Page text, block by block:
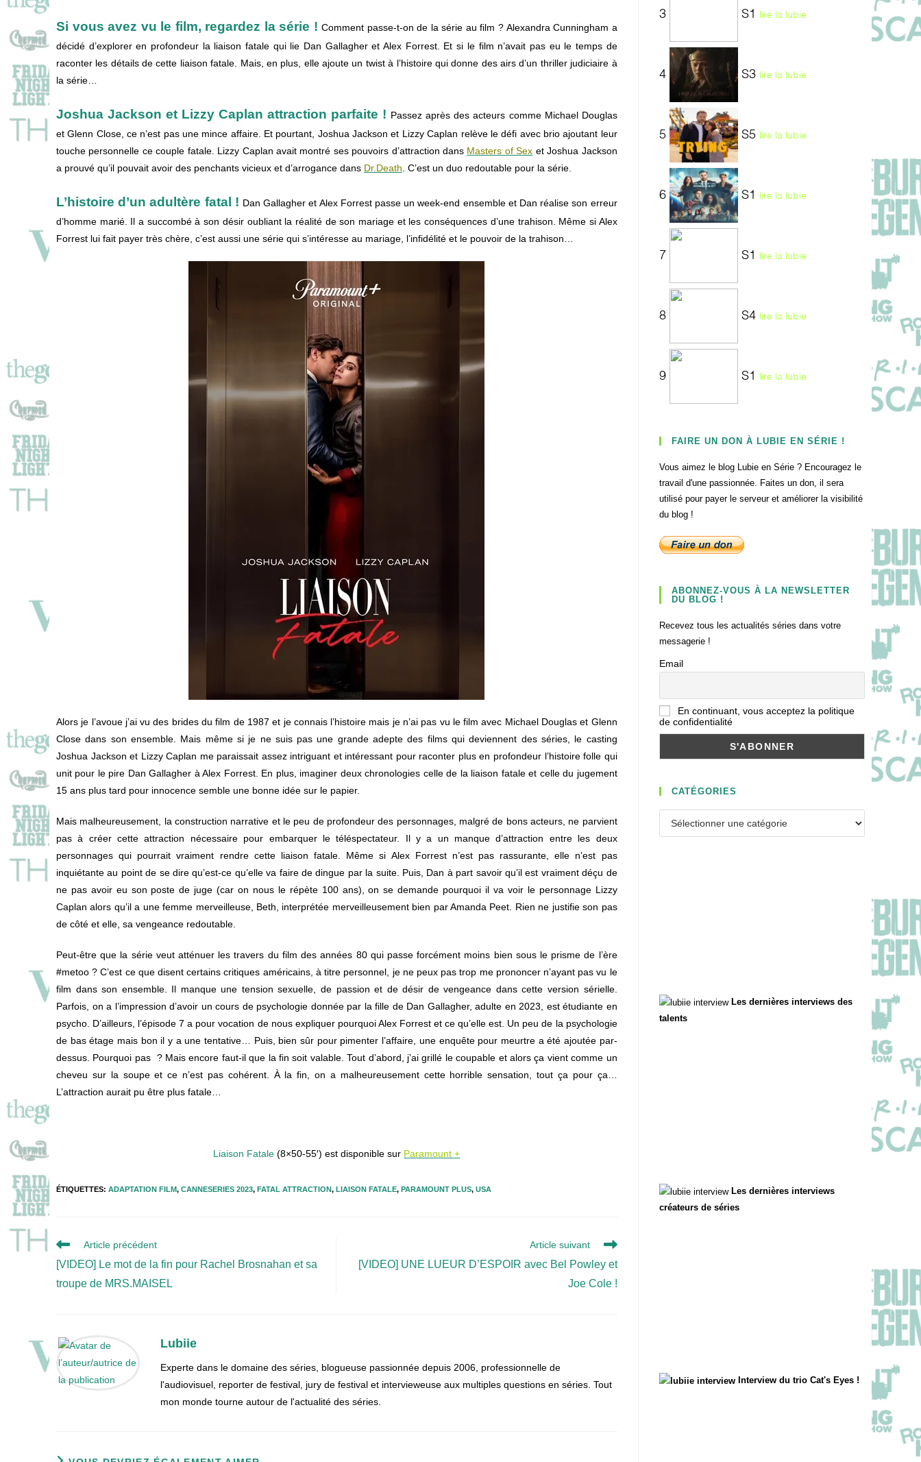
Si vous avez vu le film, regardez la série ! Comment passe-t-on de la série au film ? Alexandra Cunningham a
décidé d’explorer en profondeur la liaison fatale qui lie Dan Gallagher et Alex Forrest. Et si le film n’avait pas eu le temps de
raconter les détails de cette liaison fatale. Mais, en plus, elle ajoute un twist à l’histoire qui donne des airs d’un thriller judiciaire à
la série…
Joshua Jackson et Lizzy Caplan attraction parfaite ! Passez après des acteurs comme Michael Douglas
et Glenn Close, ce n’est pas une mince affaire. Et pourtant, Joshua Jackson et Lizzy Caplan relève le défi avec brio ajoutant leur
touche personnelle ce couple fatale. Lizzy Caplan avait montré ses pouvoirs d’attraction dans Masters of Sex et Joshua Jackson
a prouvé qu’il pouvait avoir des penchants vicieux et d’arrogance dans Dr.Death . C’est un duo redoutable pour la série.
L’histoire d’un adultère fatal ! Dan Gallagher et Alex Forrest passe un week-end ensemble et Dan réalise son erreur
d’homme marié. Il a succombé à son désir oubliant la réalité de son mariage et les conséquences d’une trahison. Même si Alex
Forrest lui fait payer très chère, c’est aussi une série qui s’intéresse au mariage, l’infidélité et le pouvoir de la trahison…
Alors je l’avoue j’ai vu des brides du film de 1987 et je connais l’histoire mais je n’ai pas vu le film avec Michael Douglas et Glenn
Close dans son ensemble. Mais même si je ne suis pas une grande adepte des films qui deviennent des séries, le casting
Joshua Jackson et Lizzy Caplan me paraissait assez intriguant et intéressant pour raconter plus en profondeur l’histoire folle qui
unit pour le pire Dan Gallagher à Alex Forrest. En plus, imaginer deux chronologies celle de la liaison fatale et celle du jugement
15 ans plus tard pour innocence semble une bonne idée sur le papier.
Mais malheureusement, la construction narrative et le peu de profondeur des personnages, malgré de bons acteurs, ne parvient
pas à créer cette attraction nécessaire pour embarquer le téléspectateur. Il y a un manque d’attraction entre les deux
personnages qui pourrait vraiment rendre cette liaison fatale. Même si Alex Forrest n’est pas rassurante, elle n’est pas
inquiétante au point de se dire qu’est-ce qu’elle va faire de dingue par la suite. Puis, Dan à part savoir qu’il est vraiment déçu de
ne pas avoir eu son poste de juge (car on nous le répète 100 ans), on se demande pourquoi il va voir le personnage Lizzy
Caplan alors qu’il a une femme merveilleuse, Beth, interprétée merveilleusement bien par Amanda Peet. Rien ne justifie son pas
de côté et elle, sa vengeance redoutable.
Peut-être que la série veut atténuer les travers du film des années 80 qui passe forcément moins bien sous le prisme de l’ère
#metoo ? C’est ce que disent certains critiques américains, à titre personnel, je ne peux pas trop me prononcer n’ayant pas vu le
film dans son ensemble. Il manque une tension sexuelle, de passion et de désir de vengeance dans cette version sérielle.
Parfois, on a l’impression d’avoir un cours de psychologie donnée par la fille de Dan Gallagher, adulte en 2023, est étudiante en
psycho. D’ailleurs, l’épisode 7 a pour vocation de nous expliquer pourquoi Alex Forrest et ce qu’elle est. Un peu de la psychologie
de bas étage mais bon il y a une tentative… Puis, bien sûr pour pimenter l’affaire, une enquête pour meurtre a été ajoutée par-
dessus. Pourquoi pas ? Mais encore faut-il que la fin soit valable. Tout d’abord, j’ai grillé le coupable et alors ça vient comme un
cheveu sur la soupe et ce n’est pas cohérent. À la fin, on a malheureusement cette horrible sensation, tout ça pour ça…
L’attraction aurait pu être plus fatale…
Liaison Fatale (8×50-55′) est disponible sur Paramount +
ÉTIQUETTES: ADAPTATION FILM, CANNESERIES 2023, FATAL ATTRACTION, LIAISON FATALE, PARAMOUNT PLUS, USA
Read
articles
Article précédent
[VIDEO] Le mot de la fin pour Rachel Brosnahan et sa
troupe de MRS.MAISEL
Article suivant
[VIDEO] UNE LUEUR D’ESPOIR avec Bel Powley et
Joe Cole !
Lubiie
Experte dans le domaine des séries, blogueuse passionnée depuis 2006, professionnelle de
l'audiovisuel, reporter de festival, jury de festival et intervieweuse aux multiples questions en séries. Tout
mon monde tourne autour de l'actualité des séries.
3 S1 lire la lubie
4 S3 lire la lubie
5 S5 lire la lubie
6 S1 lire la lubie
7 S1 lire la lubie
8 S4 lire la lubie
9 S1 lire la lubie
FAIRE UN DON À LUBIE EN SÉRIE !
Vous aimez le blog Lubie en Série ? Encouragez le
travail d'une passionnée. Faites un don, il sera
utilisé pour payer le serveur et améliorer la visibilité
du blog !
ABONNEZ-VOUS À LA NEWSLETTER
DU BLOG !
Recevez tous les actualités séries dans votre
messagerie !
Email
En continuant, vous acceptez la politique
de confidentialité
CATÉGORIES
Les dernières interviews des
talents
Les dernières interviews
créateurs de séries
Interview du trio Cat's Eyes !